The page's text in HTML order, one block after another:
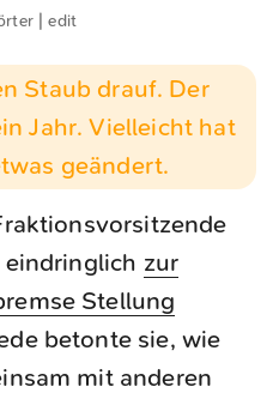
|edit
Staub drauf. Der
Jahr. Vielleicht hat
geändert.
eindringlich zur
Stellung
betonte sie, wie
mit anderen